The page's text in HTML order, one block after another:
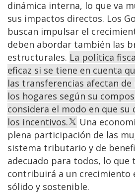
dinámica interna, lo que va
sus impactos directos. Los
buscan impulsar el
deben abordar también las
estructurales. La política
eficaz si se tiene en cuenta
las transferencias afectan
los hogares según su
considera el modo en que su
los incentivos.
Una
plena participación de las
sistema tributario y de
adecuado para todos, lo que
contribuirá a un crecimiento
sólido y sostenible.